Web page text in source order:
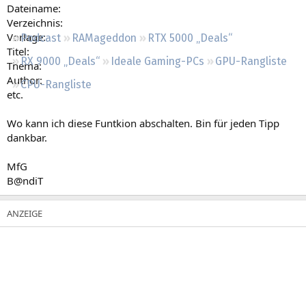
Podcast RAMageddon
RTX 5000 „Deals“
RX 9000 „Deals“
Ideale Gaming-PCs
GPU-Rangliste
CPU-Rangliste
Dateiname:
Verzeichnis:
Vorlage:
Titel:
Thema:
Author:
etc.
Wo kann ich diese Funtkion abschalten. Bin für jeden Tipp
dankbar.
MfG
B@ndiT